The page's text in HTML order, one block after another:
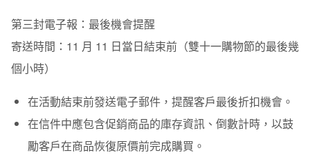
第三封電子報：最後機會提醒
寄送時間： 11 月 11 日當日結束前（雙十一購物節的最後幾
個小時）
在活動結束前發送電子郵件，提醒客戶最後折扣機會。
在信件中應包含促銷商品的庫存資訊、倒數計時，以鼓
勵客戶在商品恢復原價前完成購買。